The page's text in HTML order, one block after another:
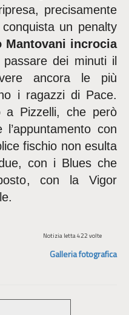
precisamente
conquista un penalty
Mantovani incrocia
passare dei minuti il
ancora le più
i ragazzi di Pace.
a Pizzelli, che però
l’appuntamento con
fischio non esulta
con i Blues che
con la Vigor
Notizia letta 422 volte
Galleria fotografica